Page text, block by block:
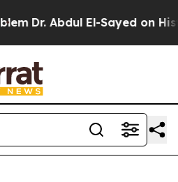
Dr. Abdul El-Sayed on